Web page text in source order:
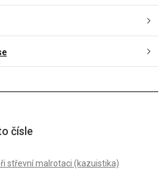
čísle
střevní malrotaci (kazuistika)